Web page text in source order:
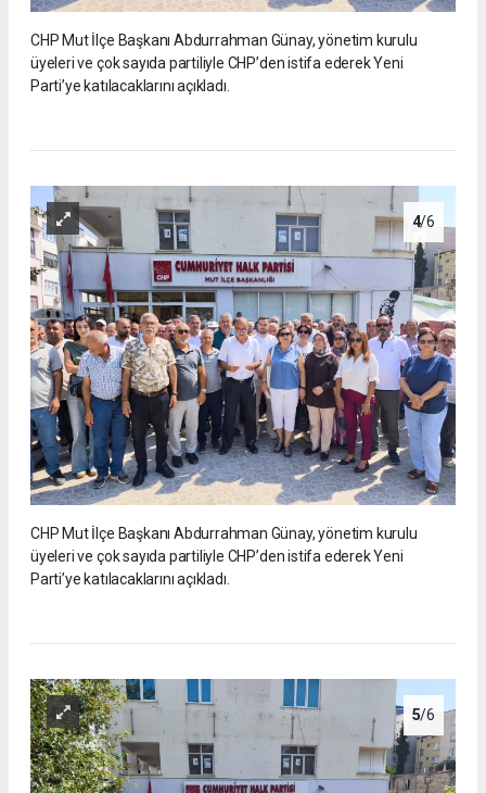
CHP Mut İlçe Başkanı Abdurrahman Günay, yönetim kurulu
üyeleri ve çok sayıda partiliyle CHP’den istifa ederek Yeni
Parti’ye katılacaklarını açıkladı.
4/6
CHP Mut İlçe Başkanı Abdurrahman Günay, yönetim kurulu
üyeleri ve çok sayıda partiliyle CHP’den istifa ederek Yeni
Parti’ye katılacaklarını açıkladı.
5/6